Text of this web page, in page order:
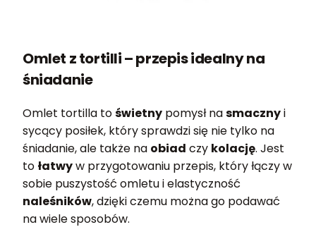
Omlet z tortilli – przepis idealny na
śniadanie
Omlet tortilla toświetny pomysł nasmacznyi
sycący posiłek, który sprawdzi się nie tylko na
śniadanie, ale także na obiad czy kolację. Jest
to łatwyw przygotowaniu przepis, który łączy w
sobie puszystość omletu i elastyczność
naleśników, dzięki czemu można go podawać
na wiele sposobów.